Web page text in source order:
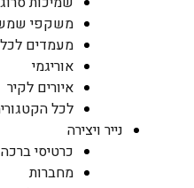
משקפי שמש
מעמדים
אוריגמי
איורים לקיר
לכל
נייר ויצירה
כרטיסי
מחברות